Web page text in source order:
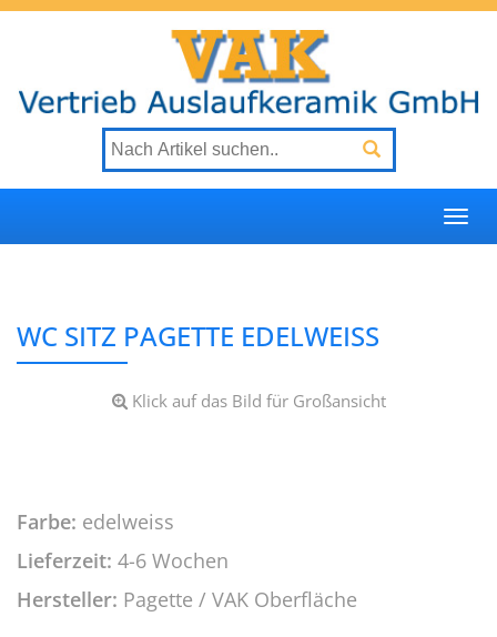
WC SITZ PAGETTE EDELWEISS
Klick auf das Bild für Großansicht
Farbe: edelweiss
Lieferzeit: 4-6 Wochen
Hersteller: Pagette / VAK Oberfläche